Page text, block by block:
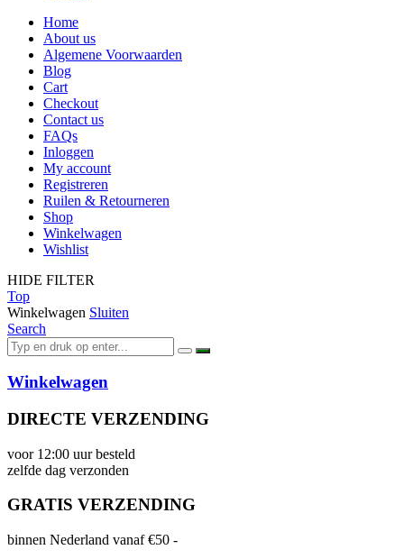
Home
About us
Algemene Voorwaarden
Blog
Cart
Checkout
Contact us
FAQs
Inloggen
My account
Registreren
Ruilen & Retourneren
Shop
Winkelwagen
Wishlist
HIDE FILTER
Top
Winkelwagen Sluiten
Search
Winkelwagen
DIRECTE VERZENDING
voor 12:00 uur besteld
zelfde dag verzonden
GRATIS VERZENDING
binnen Nederland vanaf €50 -